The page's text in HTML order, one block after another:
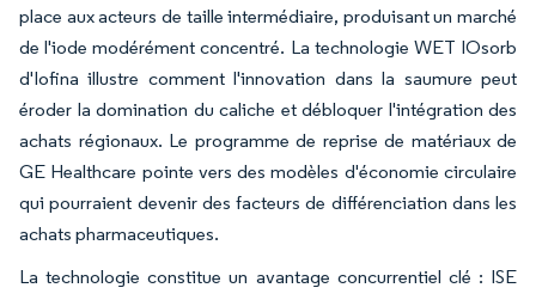
place aux acteurs de taille intermédiaire, produisant un marché
de l'iode modérément concentré. La technologie WET IOsorb
d'Iofina illustre comment l'innovation dans la saumure peut
éroder la domination du caliche et débloquer l'intégration des
achats régionaux. Le programme de reprise de matériaux de
GE Healthcare pointe vers des modèles d'économie circulaire
qui pourraient devenir des facteurs de différenciation dans les
achats pharmaceutiques.
La technologie constitue un avantage concurrentiel clé : ISE